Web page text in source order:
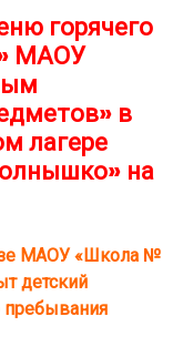
горячего
МАОУ
в
лагере
на
МАОУ «Школа №
детский
пребывания